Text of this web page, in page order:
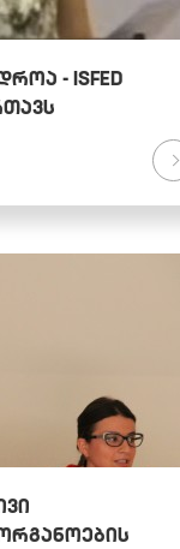
- ISFED